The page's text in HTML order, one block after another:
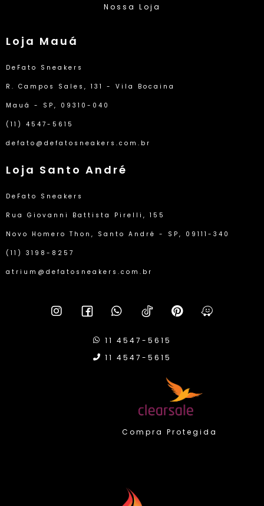
Nossa Loja
Loja Mauá
DeFato Sneakers
R. Campos Sales, 131 - Vila Bocaina
Mauá - SP, 09310-040
(11) 4547-5615
defato@defatosneakers.com.br
Loja Santo André
DeFato Sneakers
Rua Giovanni Battista Pirelli, 155
Novo Homero Thon, Santo André - SP, 09111-340
(11) 3198-8257
atrium@defatosneakers.com.br
11 4547-5615
11 4547-5615
Compra Protegida